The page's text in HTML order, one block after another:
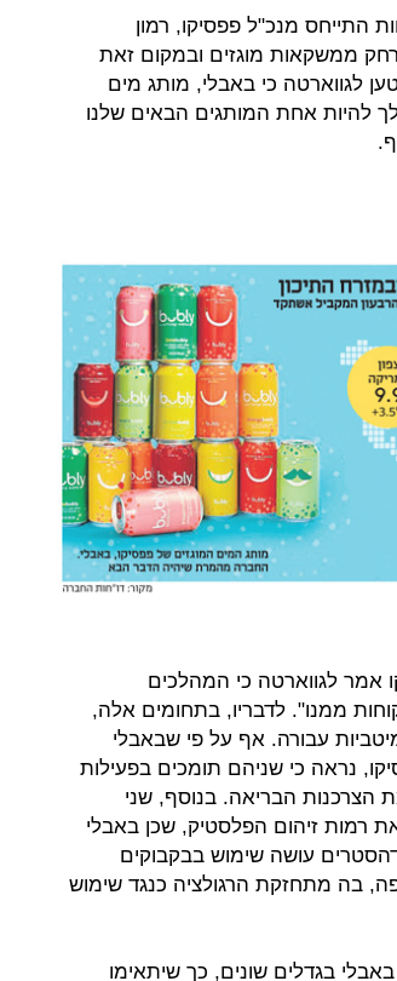
התייחס מנכ"ל פפסיקו, רמון
ממשקאות מוגזים ובמקום זאת
לגווארטה כי באבלי, מותג מים
להיות אחת המותגים הבאים שלנו
אמר לגווארטה כי המהלכים
ממנו". לדבריו, בתחומים אלה,
עבורה. אף על פי שבאבלי
נראה כי שניהם תומכים בפעילות
הבריאה. בנוסף, שני
רמות זיהום הפלסטיק, שכן באבלי
עושה שימוש בבקבוקים
בה מתחזקת הרגולציה כנגד שימוש
באבלי בגדלים שונים, כך שיתאימו